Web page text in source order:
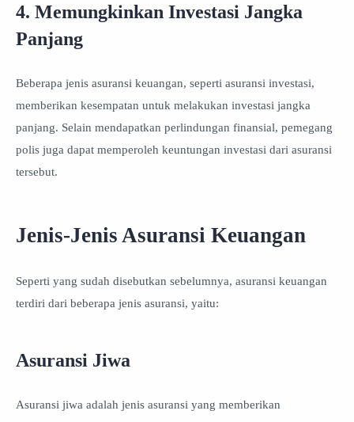
4. Memungkinkan Investasi Jangka
Panjang
Beberapa jenis asuransi keuangan, seperti asuransi investasi,
memberikan kesempatan untuk melakukan investasi jangka
panjang. Selain mendapatkan perlindungan finansial, pemegang
polis juga dapat memperoleh keuntungan investasi dari asuransi
tersebut.
Jenis-Jenis Asuransi Keuangan
Seperti yang sudah disebutkan sebelumnya, asuransi keuangan
terdiri dari beberapa jenis asuransi, yaitu:
Asuransi Jiwa
Asuransi jiwa adalah jenis asuransi yang memberikan